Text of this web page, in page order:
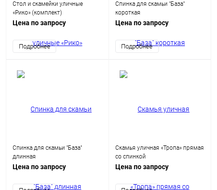
Стол и скамейки уличные
«Рико» (комплект)
Цена по запросу
Подробнее
Спинка для скамьи "База"
короткая
Цена по запросу
Подробнее
Спинка для скамьи "База"
длинная
Цена по запросу
Скамья уличная «Тропа» прямая
со спинкой
Цена по запросу